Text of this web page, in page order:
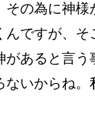
の為に神
ですが、
あると言
ないからね